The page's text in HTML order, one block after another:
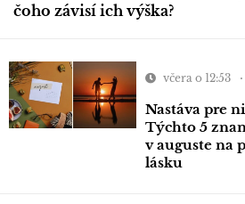
čoho závisí ich výška?
včera o 12:53
Nastáva pre
Týchto 5
v auguste na
lásku